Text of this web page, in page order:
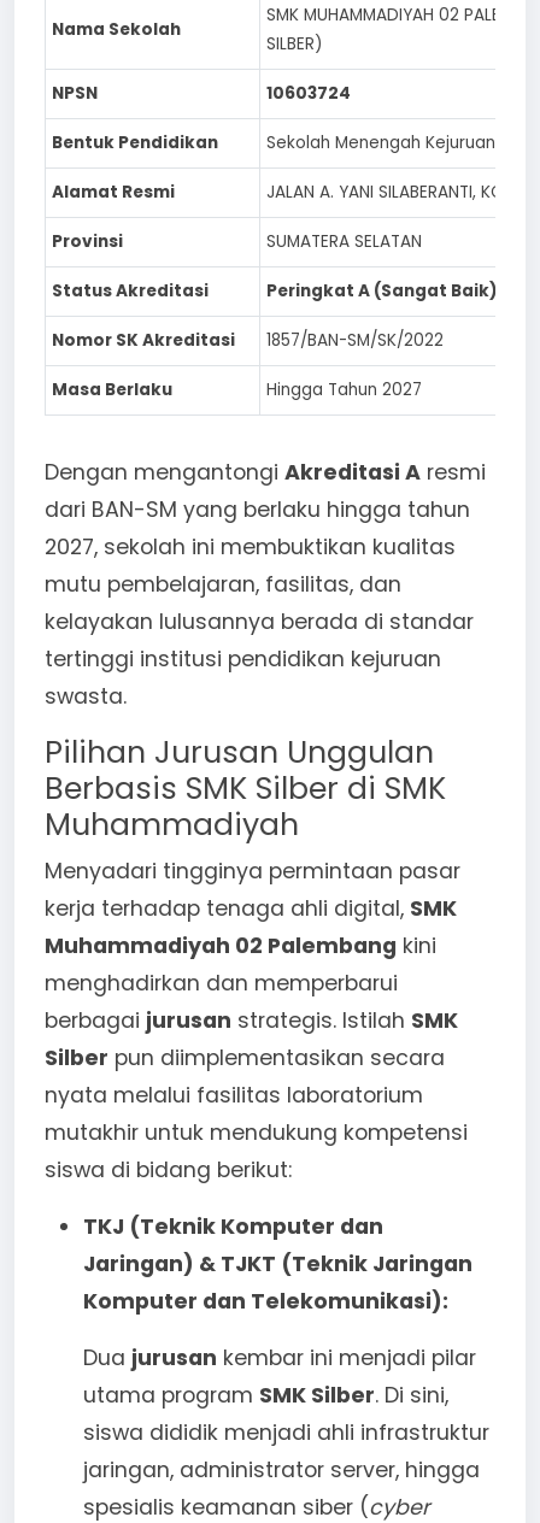
Nama Sekolah
SMK MUHAMMADIYAH 02
SILBER)
NPSN 10603724
Bentuk Pendidikan Sekolah Menengah Kejuruan
Alamat Resmi JALAN A. YANI SILABERANTI, KOTA
Provinsi SUMATERA SELATAN
Status Akreditasi Peringkat A (Sangat Baik)
Nomor SK Akreditasi 1857/BAN-SM/SK/2022
Masa Berlaku Hingga Tahun 2027
Dengan mengantongi Akreditasi A resmi
dari BAN-SM yang berlaku hingga tahun
2027, sekolah ini membuktikan kualitas
mutu pembelajaran, fasilitas, dan
kelayakan lulusannya berada di standar
tertinggi institusi pendidikan kejuruan
swasta.
Pilihan Jurusan Unggulan
Berbasis SMK Silber di SMK
Muhammadiyah
Menyadari tingginya permintaan pasar
kerja terhadap tenaga ahli digital, SMK
Muhammadiyah 02 Palembang kini
menghadirkan dan memperbarui
berbagai jurusan strategis. Istilah SMK
Silber pun diimplementasikan secara
nyata melalui fasilitas laboratorium
mutakhir untuk mendukung kompetensi
siswa di bidang berikut:
TKJ (Teknik Komputer dan
Jaringan) & TJKT (Teknik Jaringan
Komputer dan Telekomunikasi):
Dua jurusan kembar ini menjadi pilar
utama program SMK Silber. Di sini,
siswa dididik menjadi ahli infrastruktur
jaringan, administrator server, hingga
spesialis keamanan siber (cyber